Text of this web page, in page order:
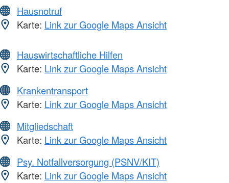
Hausnotruf
Karte: Link zur Google Maps Ansicht
Hauswirtschaftliche Hilfen
Karte: Link zur Google Maps Ansicht
Krankentransport
Karte: Link zur Google Maps Ansicht
Mitgliedschaft
Karte: Link zur Google Maps Ansicht
Psy. Notfallversorgung (PSNV/KIT)
Karte: Link zur Google Maps Ansicht